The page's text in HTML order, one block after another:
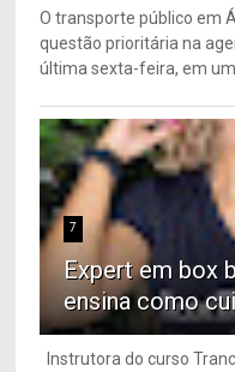
O transporte público em
questão prioritária na
última sexta-feira, em
7
Expert em box
ensina como
Instrutora do curso